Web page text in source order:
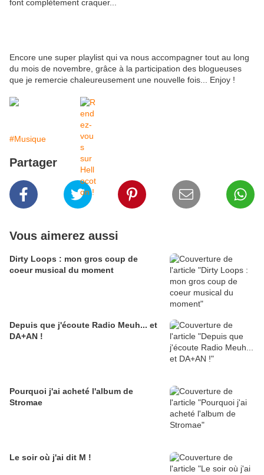
font complètement craquer...
Encore une super playlist qui va nous accompagner tout au long
du mois de novembre, grâce à la participation des blogueuses
que je remercie chaleureusement une nouvelle fois... Enjoy !
#Musique
Partager
Vous aimerez aussi
Dirty Loops : mon gros coup de
coeur musical du moment
Depuis que j'écoute Radio Meuh... et
DA+AN !
Pourquoi j'ai acheté l'album de
Stromae
Le soir où j'ai dit M !